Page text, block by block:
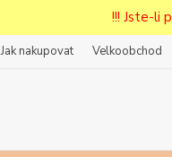
!!! Jste-li
Jak nakupovat Velkoobchod